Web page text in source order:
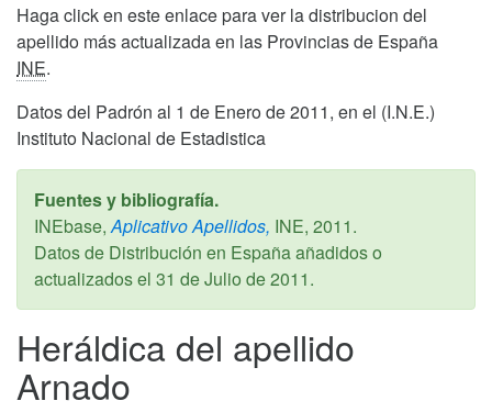
Haga click en este enlace para ver la distribucion del
apellido más actualizada en las Provincias de España
INE.
Datos del Padrón al 1 de Enero de 2011, en el (I.N.E.)
Instituto Nacional de Estadistica
Fuentes y bibliografía.
INEbase,Aplicativo Apellidos, INE, 2011.
Datos de Distribución en España añadidos o
actualizados el 31 de Julio de 2011.
Heráldica del apellido
Arnado